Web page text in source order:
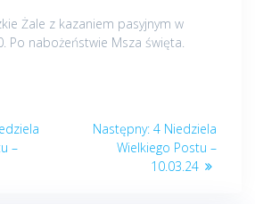
z kazaniem pasyjnym w
Po nabożeństwie Msza święta.
–
Następny: Następny
post:
4 Niedziela
Wielkiego Postu –
10.03.24